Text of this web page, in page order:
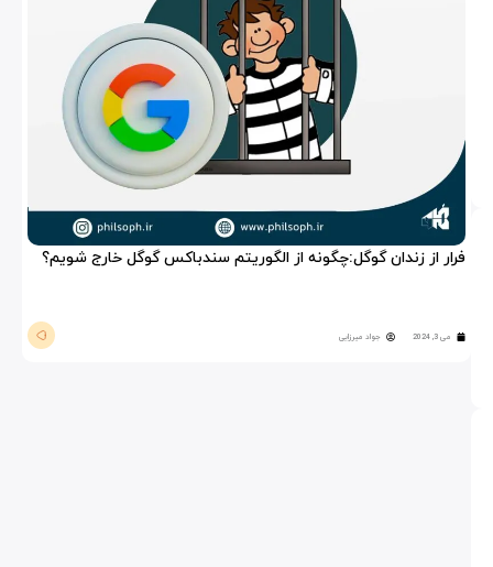
فرار از زندان گوگل:چگونه از الگوریتم سندباکس گوگل خارج شویم؟
می 3, 2024 جواد میرزایی